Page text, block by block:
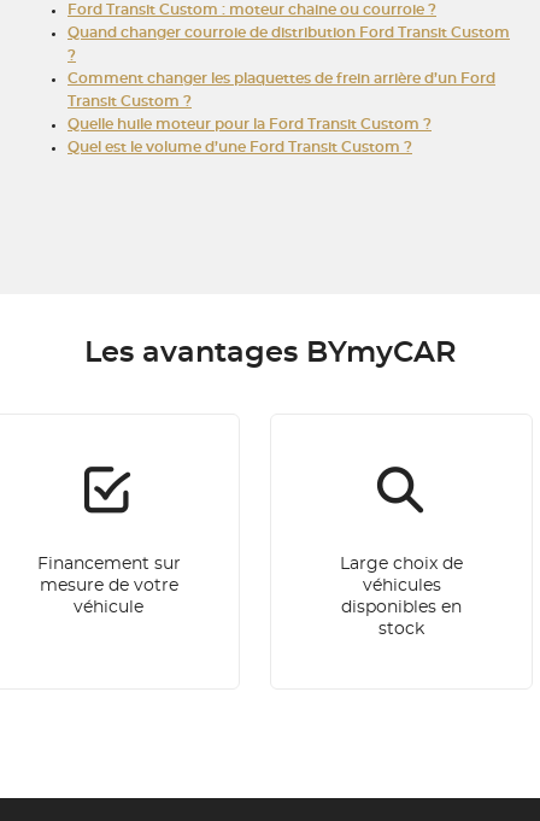
Ford Transit Custom : moteur chaine ou courroie ?
Quand changer courroie de distribution Ford Transit Custom
?
Comment changer les plaquettes de frein arrière d’un Ford
Transit Custom ?
Quelle huile moteur pour la Ford Transit Custom ?
Quel est le volume d’une Ford Transit Custom ?
Les avantages BYmyCAR
Financement sur
mesure de votre
véhicule
Large choix de
véhicules
disponibles en
stock